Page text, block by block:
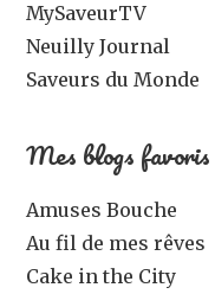
MySaveurTV
Neuilly Journal
Saveurs du Monde
Mes blogs favoris
Amuses Bouche
Au fil de mes rêves
Cake in the City